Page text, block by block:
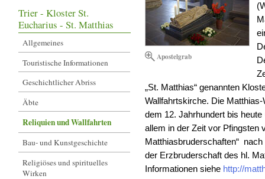
Trier - Kloster St.
Eucharius - St. Matthias
Allgemeines
Touristische Informationen
Geschichtlicher Abriss
Äbte
Reliquien und Wallfahrten
Bau- und Kunstgeschichte
Religiöses und spirituelles
Wirken
Apostelgrab
„St. Matthias“ genannten
Wallfahrtskirche. Die
dem 12. Jahrhundert bis
allem in der Zeit vor Pfingsten
Matthiasbruderschaften“
der Erzbruderschaft des hl.
Informationen siehe http://